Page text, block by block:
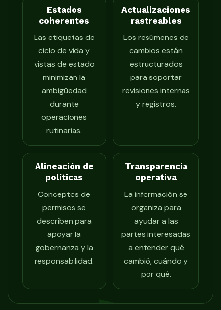
Estados
coherentes
Las etiquetas de
ciclo de vida y
vistas de estado
minimizan la
ambigüedad
durante
operaciones
rutinarias.
Actualizaciones
rastreables
Los resúmenes de
cambios están
estructurados
para soportar
revisiones internas
y registros.
Alineación de
políticas
Conceptos de
permisos se
describen para
apoyar la
gobernanza y la
responsabilidad.
Transparencia
operativa
La información se
organiza para
ayudar a las
partes interesadas
a entender qué
cambió, cuándo y
por qué.